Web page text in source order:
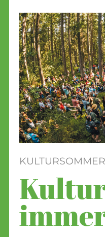
KULTURSOMMER